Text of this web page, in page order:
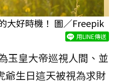
大好時機！ 圖／Freepik
用LINE傳送
玉皇大帝巡視人間、並
爺生日這天被視為求財